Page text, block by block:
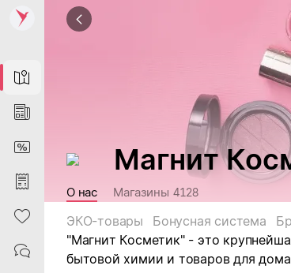
Map
News
DiscountCard
Purchases
Heart
Contacts
Магнит
О нас Магазины 4128
ЭКО-товары Бонусная система
"Магнит Косметик" - это
бытовой химии и товаров для